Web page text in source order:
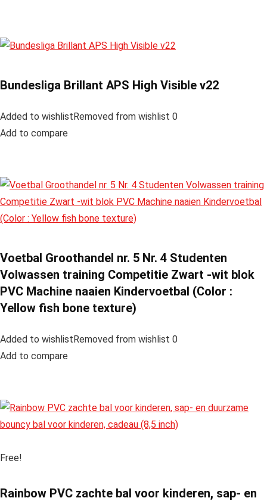
Bundesliga Brillant APS High Visible v22
Added to wishlistRemoved from wishlist 0
Add to compare
Voetbal Groothandel nr. 5 Nr. 4 Studenten
Volwassen training Competitie Zwart -wit blok
PVC Machine naaien Kindervoetbal (Color :
Yellow fish bone texture)
Added to wishlistRemoved from wishlist 0
Add to compare
Free!
Rainbow PVC zachte bal voor kinderen, sap- en